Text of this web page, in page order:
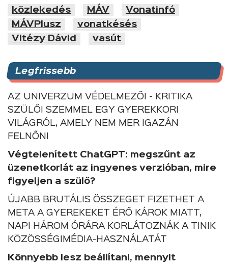
közlekedés MÁV
Vonatinfó
MÁVPlusz
vonatkésés
Vitézy Dávid
vasút
Legfrissebb
AZ UNIVERZUM VÉDELMEZŐI - KRITIKA
SZÜLŐI SZEMMEL EGY GYEREKKORI
VILÁGRÓL, AMELY NEM MER IGAZÁN
FELNŐNI
Végtelenített ChatGPT: megszűnt az
üzenetkorlát az ingyenes verzióban, mire
figyeljen a szülő?
ÚJABB BRUTÁLIS ÖSSZEGET FIZETHET A
META A GYEREKEKET ÉRŐ KÁROK MIATT,
NAPI HÁROM ÓRÁRA KORLÁTOZNÁK A TINIK
KÖZÖSSÉGIMÉDIA-HASZNÁLATÁT
Könnyebb lesz beállítani, mennyit